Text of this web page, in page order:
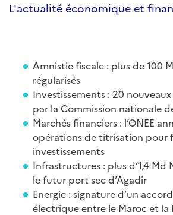
L'actualité économique et
Amnistie fiscale : plus de 100
régularisés
Investissements : 20
par la Commission nationale
Marchés financiers : l’ONEE
opérations de titrisation pour
investissements
Infrastructures : plus d’1,4 Md
le futur port sec d’Agadir
Energie : signature d’un
électrique entre le Maroc et la